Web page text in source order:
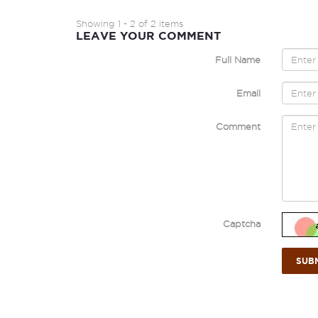
Showing 1 - 2 of 2 items
LEAVE YOUR COMMENT
Full Name
Email
Comment
Captcha